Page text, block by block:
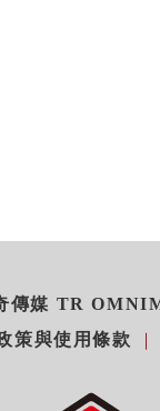
傳媒 TR
策與使用條款